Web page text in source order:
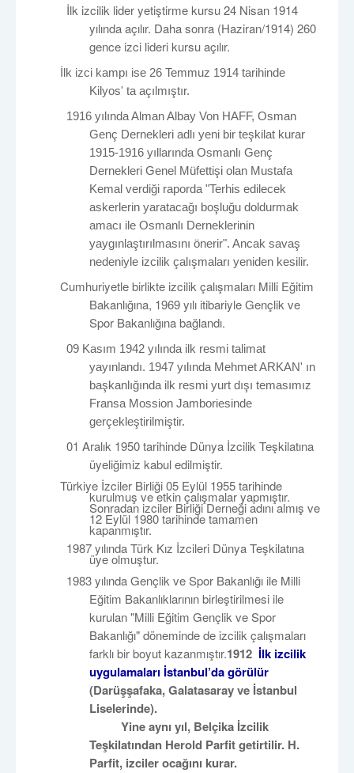
İlk izcilik lider yetiştirme kursu 24 Nisan 1914
yılında açılır. Daha sonra (Haziran/1914) 260
gence izci lideri kursu açılır.
İlk izci kampı ise 26 Temmuz 1914 tarihinde
Kilyos' ta açılmıştır.
1916 yılında Alman AlbayVon HAFF, Osman
Genç Dernekleri adlı yeni bir teşkilat kurar
1915-1916 yıllarında Osmanlı Genç
Dernekleri Genel Müfettişi olan Mustafa
Kemal verdiği raporda "Terhis edilecek
askerlerin yaratacağı boşluğu doldurmak
amacı ile Osmanlı Derneklerinin
yaygınlaştırılmasını önerir". Ancak savaş
nedeniyle izcilik çalışmaları yeniden kesilir.
Cumhuriyetle birlikte izcilik çalışmaları Milli Eğitim
Bakanlığına, 1969 yılı itibariyle Gençlik ve
Spor Bakanlığına bağlandı.
09 Kasım 1942 yılında ilk resmi talimat
yayınlandı. 1947 yılında Mehmet ARKAN' ın
başkanlığında ilk resmi yurt dışı temasımız
Fransa Mossion Jamboriesinde
gerçekleştirilmiştir.
01 Aralık 1950 tarihinde Dünya İzcilik Teşkilatına
üyeliğimiz kabul edilmiştir.
Türkiye İzciler Birliği 05 Eylül 1955 tarihinde
kurulmuş ve etkin çalışmalar yapmıştır.
Sonradan izciler Birliği Derneği adını almış ve
12 Eylül 1980 tarihinde tamamen
kapanmıştır.
1987 yılında Türk Kız İzcileri Dünya Teşkilatına
üye olmuştur.
1983 yılında Gençlik ve Spor Bakanlığı ile Milli
Eğitim Bakanlıklarının birleştirilmesi ile
kurulan "Milli Eğitim Gençlik ve Spor
Bakanlığı" döneminde de izcilik çalışmaları
farklı bir boyut kazanmıştır.1912 İlk izcilik
uygulamaları İstanbul’da görülür
(Darüşşafaka, Galatasaray ve İstanbul
Liselerinde).
Yine aynı yıl, Belçika İzcilik
Teşkilatından Herold Parfitgetirtilir. H.
Parfit, izciler ocağını kurar.